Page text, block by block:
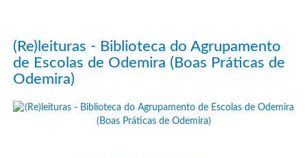
(Re)leituras - Biblioteca do Agrupamento
de Escolas de Odemira (Boas Práticas de
Odemira)